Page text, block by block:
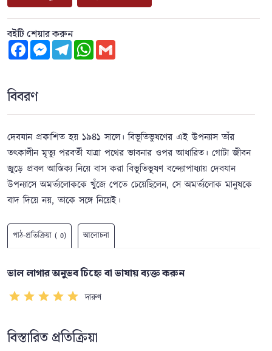
বইটি শেয়ার করুন
FacebookMessengerTelegramWhatsApp
বিবরণ
দেবযান প্রকাশিত হয় ১৯৪১ সালে। বিভূতিভুষণের এই উপন্যাস তাঁর
তৎকালীন মৃত্যু পরবর্তী যাত্রা পথের ভাবনার ওপর আধারিত। গোটা জীবন
জুড়ে প্রবল আস্তিক্য নিয়ে বাস করা বিভূতিভূষণ বন্দ্যোপাধ্যায় দেবযান
উপন্যাসে অমর্ত্যলোককে খুঁজে পেতে চেয়েছিলেন, সে অমর্ত্যলোক মানুষকে
বাদ দিয়ে নয়, তাকে সঙ্গে নিয়েই।
পাঠ-প্রতিক্রিয়া ( 0) আলোচনা
ভাল লাগার অনুভব চিহ্নে বা ভাষায় ব্যক্ত করুন
দারুণ
বিস্তারিত প্রতিক্রিয়া